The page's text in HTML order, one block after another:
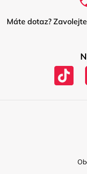
Máte dotaz?